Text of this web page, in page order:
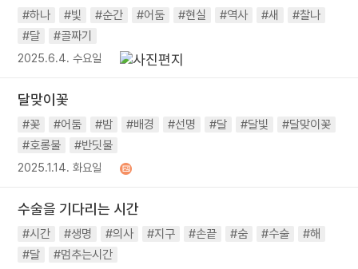
#하나 #빛 #순간 #어둠 #현실 #역사 #새
#찰나
#달
#골짜기
2025.6.4. 수요일
달맞이꽃
#꽃 #어둠 #밤 #배경 #선명 #달 #달빛
#달맞이꽃
#호롱불
#반딧불
2025.1.14. 화요일
수술을 기다리는 시간
#시간 #생명 #의사 #지구 #손끝 #숨 #수술
#해
#달
#멈추는시간